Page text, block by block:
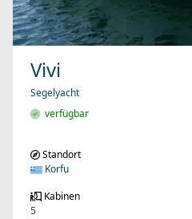
Vivi
Segelyacht
verfügbar
Standort
Korfu
Kabinen
5